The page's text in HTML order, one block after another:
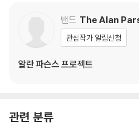
인을 위해 개봉 시의 동영상을 요청
환/반품이 제한될 수 있습니다.
※ 디스크 재생 불량
것을 권유해 드립니다.
2) 정전기와 먼지로 인해 재생이 원활
밴드 The Alan
관심작가 알림신청
알란 파슨스 프로젝트
관련 분류